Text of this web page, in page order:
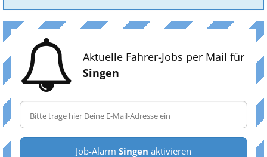
Aktuelle Fahrer-Jobs per Mail für
Singen
Job-Alarm Singen aktivieren